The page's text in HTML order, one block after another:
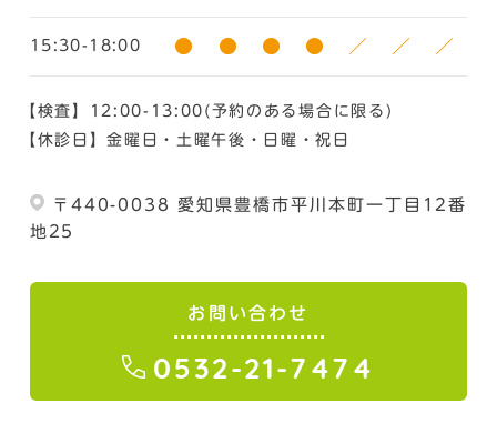
15:30-18:00 ● ● ● ● ／ ／ ／
【検査】12:00-13:00(予約のある場合に限る)
【休診日】金曜日・土曜午後・日曜・祝日
〒440-0038
愛知県豊橋市平川本町一丁目12番
地25
お問い合わせ
0532-21-7474